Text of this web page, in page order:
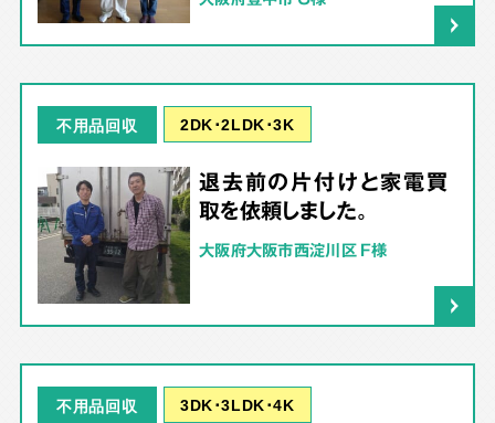
不用品回収 2DK･2LDK･3K
退去前の片付けと家電買
取を依頼しました。
大阪府大阪市西淀川区 F様
不用品回収 3DK･3LDK･4K